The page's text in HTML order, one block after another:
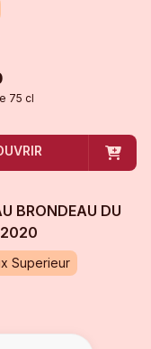
75 cl
BRONDEAU DU
2020
Superieur